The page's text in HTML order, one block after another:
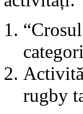
rugby